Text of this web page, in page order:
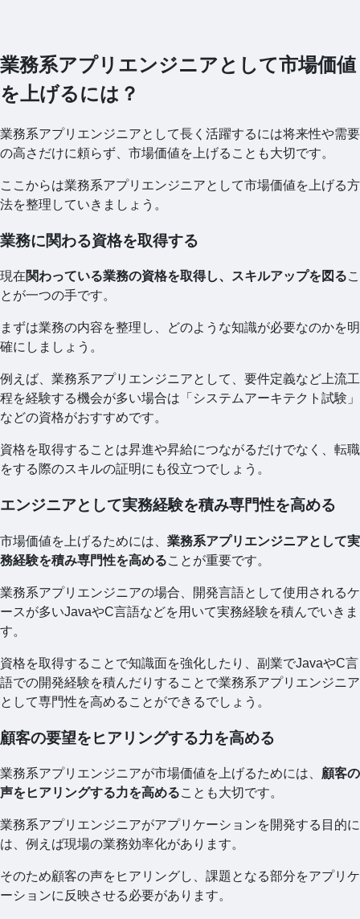
業務系アプリエンジニアとして市場価値
を上げるには？
業務系アプリエンジニアとして長く活躍するには将来性や需要
の高さだけに頼らず、市場価値を上げることも大切です。
ここからは業務系アプリエンジニアとして市場価値を上げる方
法を整理していきましょう。
業務に関わる資格を取得する
現在関わっている業務の資格を取得し、スキルアップを図るこ
とが一つの手です。
まずは業務の内容を整理し、どのような知識が必要なのかを明
確にしましょう。
例えば、業務系アプリエンジニアとして、要件定義など上流工
程を経験する機会が多い場合は「システムアーキテクト試験」
などの資格がおすすめです。
資格を取得することは昇進や昇給につながるだけでなく、転職
をする際のスキルの証明にも役立つでしょう。
エンジニアとして実務経験を積み専門性を高める
市場価値を上げるためには、 業務系アプリエンジニアとして実
務経験を積み専門性を高めることが重要です。
業務系アプリエンジニアの場合、開発言語として使用されるケ
ースが多いJavaやC言語などを用いて実務経験を積んでいきま
す。
資格を取得することで知識面を強化したり、副業でJavaやC言
語での開発経験を積んだりすることで業務系アプリエンジニア
として専門性を高めることができるでしょう。
顧客の要望をヒアリングする力を高める
業務系アプリエンジニアが市場価値を上げるためには、 顧客の
声をヒアリングする力を高めることも大切です。
業務系アプリエンジニアがアプリケーションを開発する目的に
は、例えば現場の業務効率化があります。
そのため顧客の声をヒアリングし、課題となる部分をアプリケ
ーションに反映させる必要があります。